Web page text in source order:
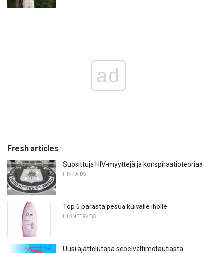
ad
Fresh articles
Suosittuja HIV-myyttejä ja konspiraatioteoriaa
HIV / AIDS
Top 6 parasta pesua kuivalle iholle
IHON TERVEYS
Uusi ajattelutapa sepelvaltimotautiasta